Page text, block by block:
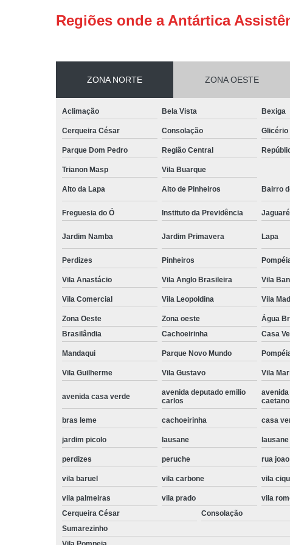
Regiões onde a Antártica
ZONA NORTE ZONA OESTE
Aclimação Bela Vista Bexiga
Cerqueira César Consolação Glicério
Parque Dom Pedro Região Central
Trianon Masp Vila Buarque
Alto da Lapa Alto de Pinheiros Bairro
Freguesia do Ó Instituto da Previdência Jaguaré
Jardim Namba Jardim Primavera Lapa
Perdizes Pinheiros
Vila Anastácio Vila Anglo Brasileira Vila
Vila Comercial Vila Leopoldina Vila
Zona Oeste Zona oeste
Água
Brasilândia
Cachoeirinha Casa
Mandaqui Parque Novo Mundo
Vila Guilherme Vila Gustavo Vila
avenida casa verde
avenida deputado emilio
carlos
bras leme cachoeirinha casa
jardim picolo lausane
perdizes peruche rua
vila baruel vila carbone vila
vila palmeiras vila prado vila
Cerqueira César
Consolação
Sumarezinho